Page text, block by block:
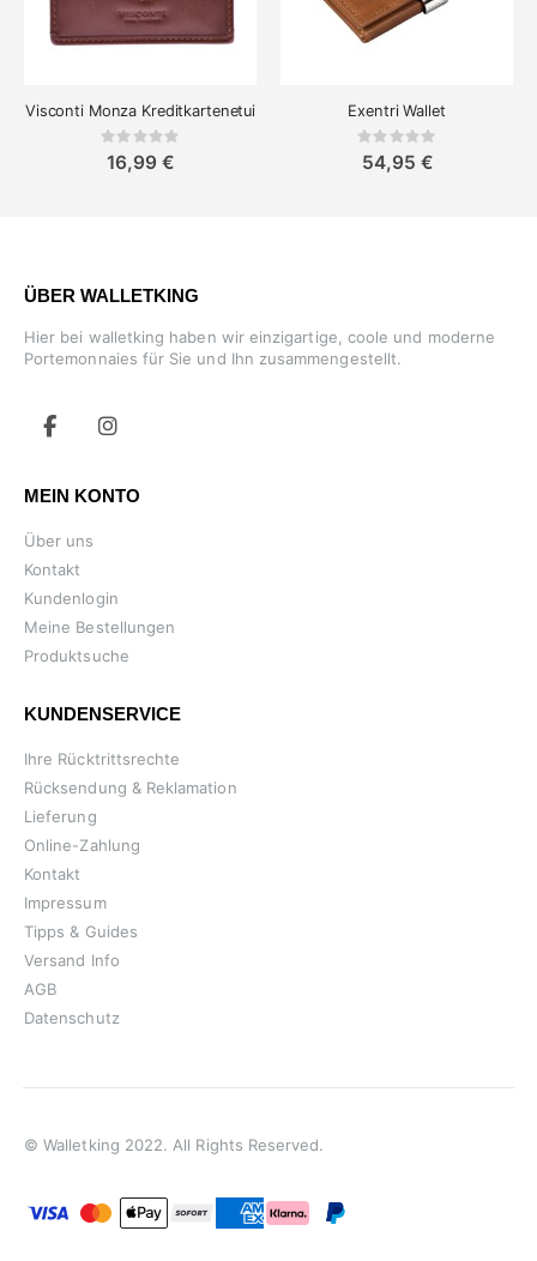
Visconti Monza Kreditkartenetui
Rating:
0%
16,99 €
Exentri Wallet
Rating:
0%
54,95 €
ÜBER WALLETKING
Hier bei walletking haben wir einzigartige, coole und moderne
Portemonnaies für Sie und Ihn zusammengestellt.
MEIN KONTO
Über uns
Kontakt
Kundenlogin
Meine Bestellungen
Produktsuche
KUNDENSERVICE
Ihre Rücktrittsrechte
Rücksendung & Reklamation
Lieferung
Online-Zahlung
Kontakt
Impressum
Tipps & Guides
Versand Info
AGB
Datenschutz
© Walletking 2022. All Rights Reserved.